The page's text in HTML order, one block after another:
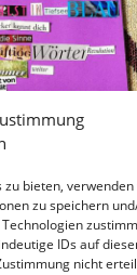
bieten,
zu speichern
IDs auf
nicht